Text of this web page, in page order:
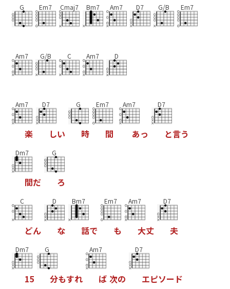
G Em7 Cmaj7 Bm7 Am7 D7 G/B Em7
Am7 G/B C Am7 D
Am7
楽
D7
しい
G
時
Em7
間
Am7
あっ
D7
と言う
Dm7
間だ
G
ろ
C
どん
D
な
Bm7
話で
Em7
も
Am7
大丈
D7
夫
Dm7
15
G
分もすれ
Am7
ば 次の
D7
エピソー ド